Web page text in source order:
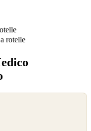
rotelle